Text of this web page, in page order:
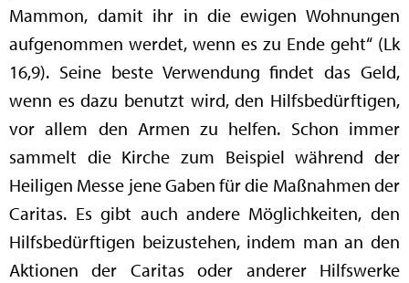
Mammon, damit ihr in die ewigen Wohnungen
aufgenommen werdet, wenn es zu Ende geht“ (Lk
16,9). Seine beste Verwendung findet das Geld,
wenn es dazu benutzt wird, den Hilfsbedürftigen,
vor allem den Armen zu helfen. Schon immer
sammelt die Kirche zum Beispiel während der
Heiligen Messe jene Gaben für die Maßnahmen der
Caritas. Es gibt auch andere Möglichkeiten, den
Hilfsbedürftigen beizustehen, indem man an den
Aktionen der Caritas oder anderer Hilfswerke